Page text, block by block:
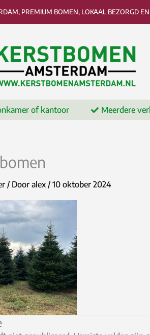
PREMIUM BOMEN, LOKAAL BEZORGD
of kantoor Meerdere
/ Dooralex/10 oktober 2024